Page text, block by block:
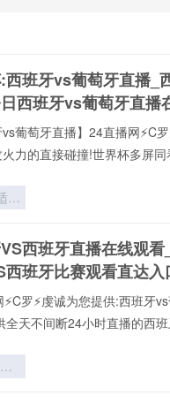
西班牙vs葡萄牙直播_
西班牙vs葡萄牙直播
vs葡萄牙直播】24直播网⚡️C
火力的直接碰撞!世界杯多屏
应
：
略
西班牙直播在线观
西班牙比赛观看直达入
罗⚡️虔诚为您提供:西班牙
全天不间断24小时直播的西